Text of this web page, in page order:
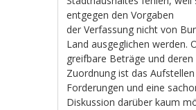
entgegen den Vorgaben
der Verfassung nicht von
Land ausgeglichen werden.
greifbare Beträge und deren
Zuordnung ist das
Forderungen und eine
Diskussion darüber kaum